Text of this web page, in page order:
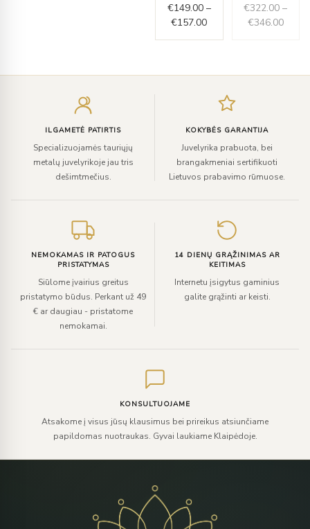
€149.00 –
€157.00
€322.00 –
€346.00
ILGAMETĖ PATIRTIS
Specializuojamės tauriųjų
metalų juvelyrikoje jau tris
dešimtmečius.
KOKYBĖS GARANTIJA
Juvelyrika prabuota, bei
brangakmeniai sertifikuoti
Lietuvos prabavimo rūmuose.
NEMOKAMAS IR PATOGUS
PRISTATYMAS
Siūlome įvairius greitus
pristatymo būdus. Perkant už 49
€ ar daugiau - pristatome
nemokamai.
14 DIENŲ GRĄŽINIMAS AR
KEITIMAS
Internetu įsigytus gaminius
galite grąžinti ar keisti.
KONSULTUOJAME
Atsakome į visus jūsų klausimus bei prireikus atsiunčiame
papildomas nuotraukas. Gyvai laukiame Klaipėdoje.